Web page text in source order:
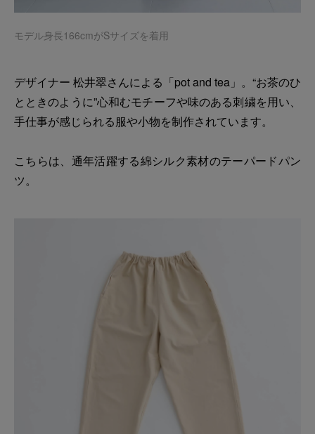
モデル身長166cmがSサイズを着用
デザイナー 松井翠さんによる「pot and tea」。“お茶のひ
とときのように”心和むモチーフや味のある刺繍を用い、
手仕事が感じられる服や小物を制作されています。
こちらは、通年活躍する綿シルク素材のテーパードパン
ツ。